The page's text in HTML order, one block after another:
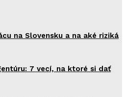
na Slovensku a na aké riziká
7 vecí, na ktoré si dať